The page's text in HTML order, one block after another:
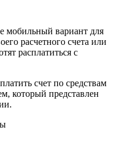
мобильный вариант для
расчетного счета или
расплатиться с
счет по средствам
который представлен